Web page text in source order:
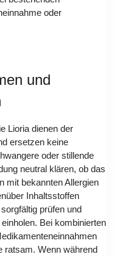
oder
und
Lioria dienen der
ersetzen keine
oder stillende
neutral klären, ob das
mit bekannten Allergien
Inhaltsstoffen
prüfen und
Bei kombinierten
ratsam. Wenn während